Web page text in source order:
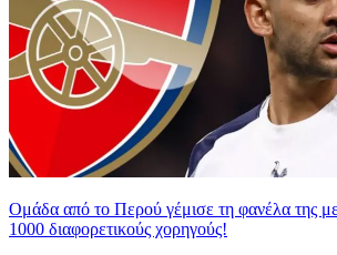
Ομάδα από το Περού γέμισε τη φανέλα της
1000 διαφορετικούς χορηγούς!